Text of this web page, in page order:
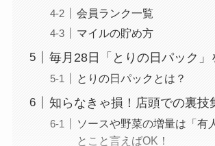
会員ランク一覧
マイルの貯め方
毎月28日「とりの日パック」
とりの日パックとは？
知らなきゃ損！店頭での裏技
ソースや野菜の増量は「有
とこと言えばOK！